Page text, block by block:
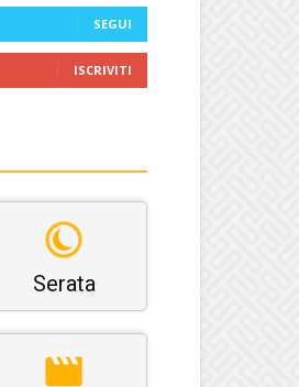
SEGUI
ISCRIVITI
Serata